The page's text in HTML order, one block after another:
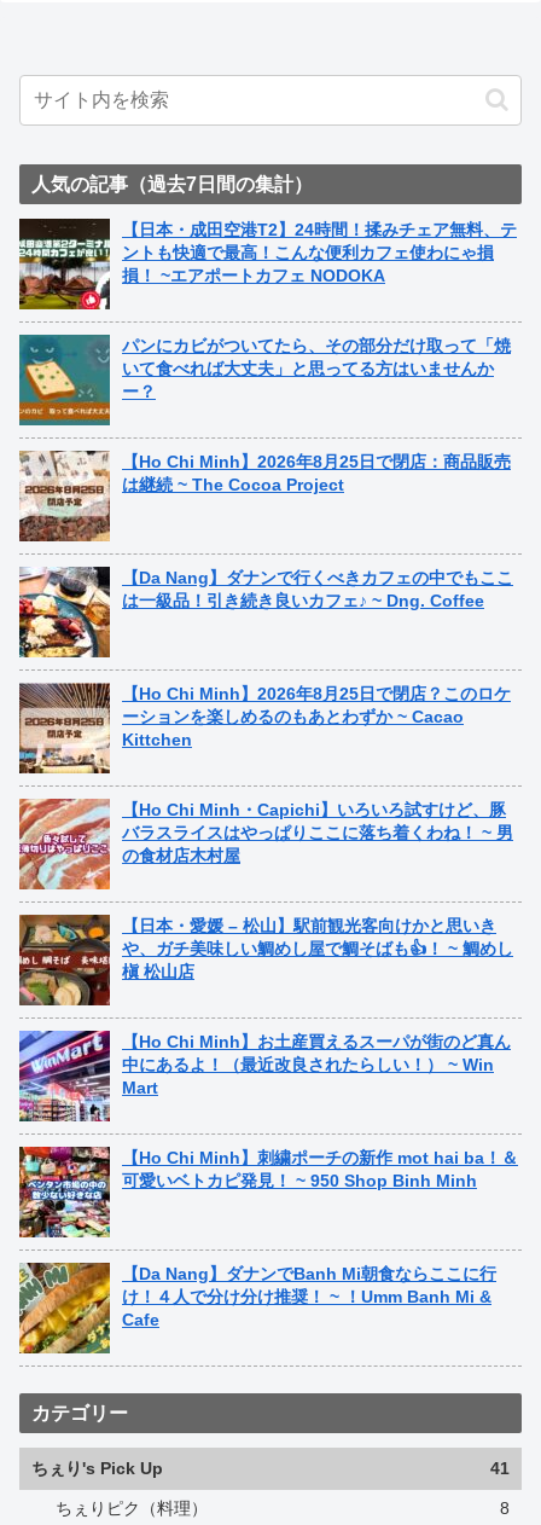
人気の記事（過去7日間の集計）
【日本・成田空港T2】24時間！揉みチェア無料、テ
ントも快適で最高！こんな便利カフェ使わにゃ損
損！ ~エアポートカフェ NODOKA
パンにカビがついてたら、その部分だけ取って「焼
いて食べれば大丈夫」と思ってる方はいませんか
ー？
【Ho Chi Minh】2026年8月25日で閉店：商品販売
は継続 ~ The Cocoa Project
【Da Nang】ダナンで行くべきカフェの中でもここ
は一級品！引き続き良いカフェ♪ ~ Dng. Coffee
【Ho Chi Minh】2026年8月25日で閉店？このロケ
ーションを楽しめるのもあとわずか ~ Cacao
Kittchen
【Ho Chi Minh・Capichi】いろいろ試すけど、豚
バラスライスはやっぱりここに落ち着くわね！ ~ 男
の食材店木村屋
【日本・愛媛 – 松山】駅前観光客向けかと思いき
や、ガチ美味しい鯛めし屋で鯛そばも👍！ ~ 鯛めし
槇 松山店
【Ho Chi Minh】お土産買えるスーパが街のど真ん
中にあるよ！（最近改良されたらしい！） ~ Win
Mart
【Ho Chi Minh】刺繍ポーチの新作 mot hai ba！＆
可愛いベトカピ発見！ ~ 950 Shop Binh Minh
【Da Nang】ダナンでBanh Mi朝食ならここに行
け！４人で分け分け推奨！ ~ ！Umm Banh Mi &
Cafe
カテゴリー
ちぇり's Pick Up 41
ちぇりピク（料理）
8